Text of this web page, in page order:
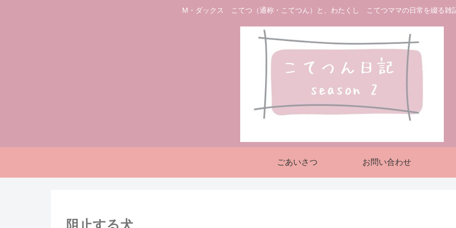
M・ダックス こてつ（通称・こてつん）と、わたくし こてつママの日常を綴る雑
ごあいさつ お問い合わせ
阻止する犬